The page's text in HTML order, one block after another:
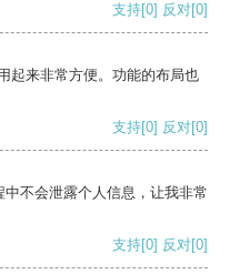
支持[0] 反对[0]
起来非常方便。功能的布局也
支持[0] 反对[0]
不会泄露个人信息，让我非常
支持[0] 反对[0]